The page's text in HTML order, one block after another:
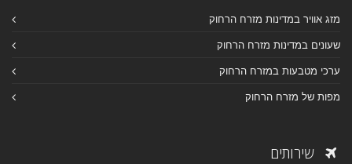
מזג אוויר במדינות מזרח הרחוק
שעונים במדינות מזרח הרחוק
ערכי מטבעות במזרח הרחוק
מפות של מזרח הרחוק
שירותים